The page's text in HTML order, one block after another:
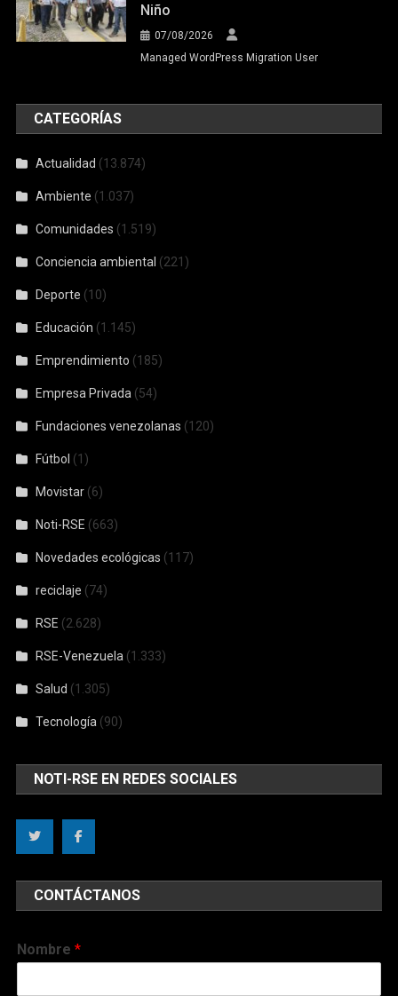
Niño
07/08/2026
Managed WordPress Migration User
CATEGORÍAS
Actualidad (13.874)
Ambiente (1.037)
Comunidades (1.519)
Conciencia ambiental (221)
Deporte (10)
Educación (1.145)
Emprendimiento (185)
Empresa Privada (54)
Fundaciones venezolanas (120)
Fútbol (1)
Movistar (6)
Noti-RSE (663)
Novedades ecológicas (117)
reciclaje (74)
RSE (2.628)
RSE-Venezuela (1.333)
Salud (1.305)
Tecnología (90)
NOTI-RSE EN REDES SOCIALES
CONTÁCTANOS
Nombre*